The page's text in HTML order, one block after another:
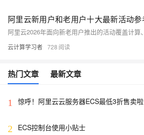
云计算学习者 728
热门文章 最新文章
1 惊呼！阿里云云服务器ECS最低3折售卖啦
2 ECS控制台使用小贴士